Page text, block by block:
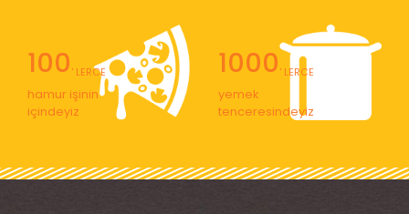
100' LERCE
hamur işinin
içindeyiz
1000' LERCE
yemek
tenceresindeyiz